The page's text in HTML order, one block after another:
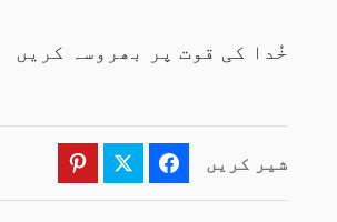
خُدا کی قوت پر بھروسہ کریں
شیر کریں Facebook
Twitter